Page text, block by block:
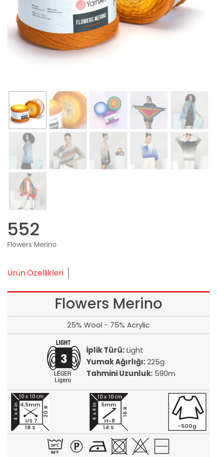
552
Flowers Merino
Ürün Özellikleri
Flowers Merino
25% Wool - 75% Acrylic
İplik Türü:Light
Yumak Ağırlığı:225g
Tahmini Uzunluk: 590m
18 S
20 R
4,5mm
US 7
14 S
16 R
5mm
H-8
~500g